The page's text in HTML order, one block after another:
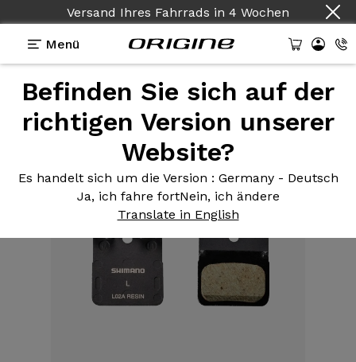
Versand Ihres Fahrrads in 4 Wochen
Menü
Befinden Sie sich auf der
richtigen Version unserer
Website?
Es handelt sich um die Version : Germany - Deutsch
Ja, ich fahre fortNein, ich ändere
Translate in English
Ausstattungen>Bremsbacke / Bremsklotz>